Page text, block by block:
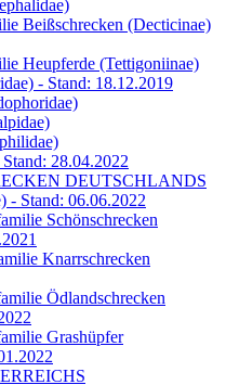
Beißschrecken (Decticinae)
Heupferde (Tettigoniinae)
- Stand: 18.12.2019
28.04.2022
DEUTSCHLANDS
- Stand: 06.06.2022
Schönschrecken
Knarrschrecken
Ödlandschrecken
Grashüpfer